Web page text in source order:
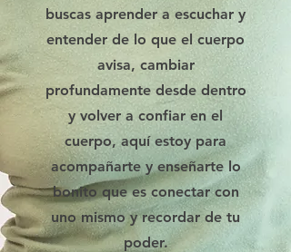
buscas aprender a escuchar y
entender de lo que el cuerpo
avisa, cambiar
profundamente desde dentro
y volver a confiar en el
cuerpo, aquí estoy para
acompañarte y enseñarte lo
bonito que es conectar con
uno mismo y recordar de tu
poder.